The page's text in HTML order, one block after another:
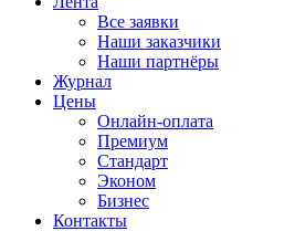
Все заявки
Наши заказчики
Наши партнёры
Журнал
Цены
Онлайн-оплата
Премиум
Стандарт
Эконом
Бизнес
Контакты